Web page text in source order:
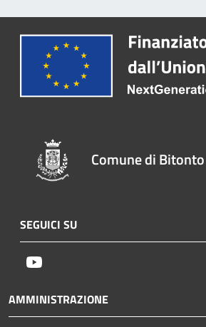
Comune di Bitonto
SEGUICI SU
AMMINISTRAZIONE